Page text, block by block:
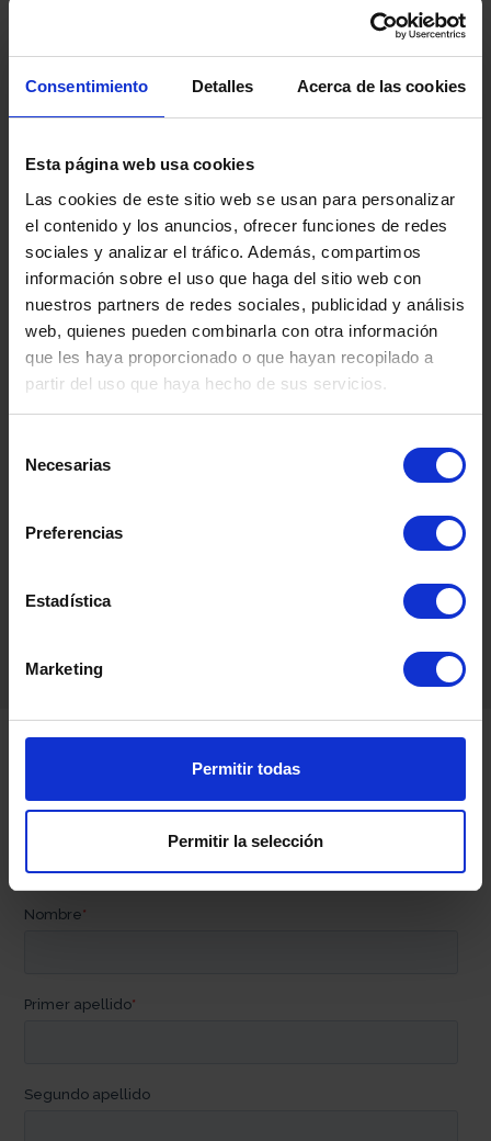
Consentimiento Detalles Acerca de las cookies
Esta página web usa cookies
Las cookies de este sitio web se usan para personalizar
el contenido y los anuncios, ofrecer funciones de redes
sociales y analizar el tráfico. Además, compartimos
información sobre el uso que haga del sitio web con
nuestros partners de redes sociales, publicidad y análisis
web, quienes pueden combinarla con otra información
que les haya proporcionado o que hayan recopilado a
partir del uso que haya hecho de sus servicios.
Necesarias
Preferencias
Estadística
Marketing
Permitir todas
Permitir la selección
ITA
Somos especialistasensalud mental.
Disponemos de una amplia red de
centros dedicados al tratamiento
integral de los trastornos y
problemáticas asociadas a la salud
Contacta con nosotros